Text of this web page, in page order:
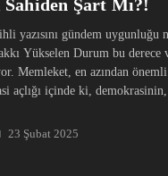
Şart Mı?!
yazısını gündem uygunluğu
Yükselen Durum bu derece
Memleket, en azından
açlığı içinde ki,
23 Şubat 2025